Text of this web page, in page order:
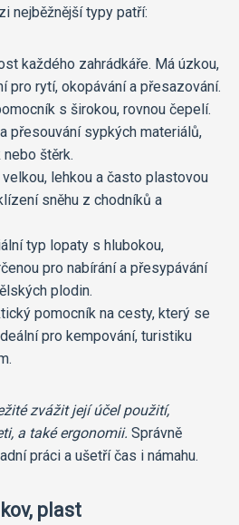
nejběžnější typy patří:
každého zahrádkáře. Má úzkou,
pro rytí, okopávání a přesazování.
s širokou, rovnou čepelí.
přesouvání sypkých materiálů,
štěrk.
velkou, lehkou a často plastovou
sněhu z chodníků a
typ lopaty s hlubokou,
pro nabírání a přesypávání
plodin.
pomocník na cesty, který se
pro kempování, turistiku
zvážit její účel použití,
a také ergonomii. Správně
práci a ušetří čas i námahu.
plast